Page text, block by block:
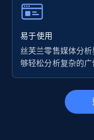
Walmart -
using specific
URL, Final price,
Specifications,
易于使用
丝芙兰零售媒体分
够轻松分析复杂的广